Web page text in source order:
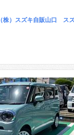
（株）スズキ自販山口 ス